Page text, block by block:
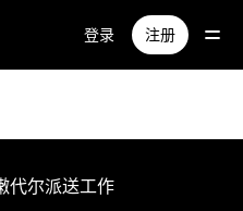
登录 注册
代尔派送工作